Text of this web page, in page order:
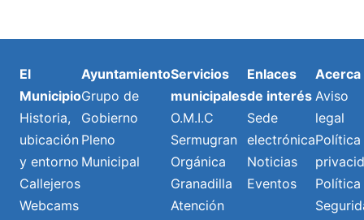
El
Municipio
Historia,
ubicación
y entorno
Callejeros
Webcams
Ayuntamiento
Grupo de
Gobierno
Pleno
Municipal
Servicios
municipales
O.M.I.C
Sermugran
Orgánica
Granadilla
Atención
Enlaces
de interés
Sede
electrónica
Noticias
Eventos
Acerca
Aviso
legal
Política
Política